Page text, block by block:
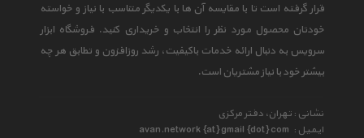
قرار گرفته است تا با مقایسه آن ها با یکدیگر متناسب با نیاز و خواسته
خودتان محصول مورد نظر را انتخاب و خریداری کنید. فروشگاه ابزار
سرویس به دنبال ارائه خدمات باکیفیت، رشد روزافزون و تطابق هر چه
بیشتر خود با نیاز مشتریان است.
نشانی : تهران، دفتر مرکزی
ایمیل : avan.network {at} gmail {dot} com